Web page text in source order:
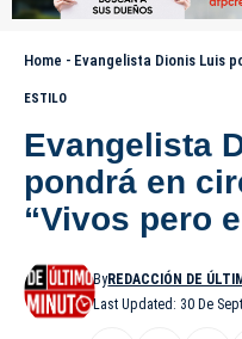
Home - Evangelista Dionis Luis
ESTILO
Evangelista
pondrá en
“Vivos pero
Last Updated: 30 De
ByREDACCIÓN DE